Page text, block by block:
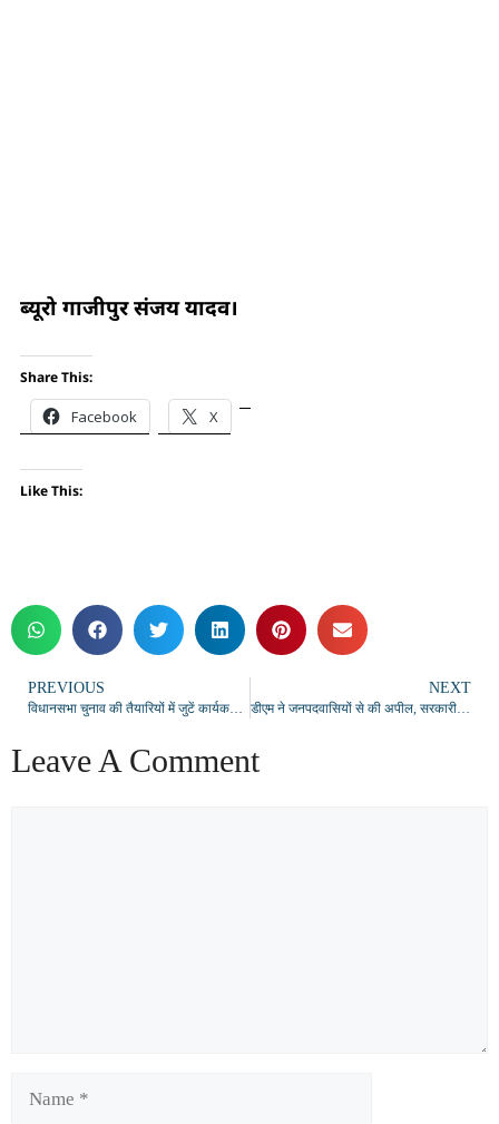
ब्यूरो गाजीपुर संजय यादव।
Share This:
Facebook X
Like This:
PREVIOUS NEXT
डीएम ने जनपदवासियों से की अपील, सरकारी कर्मचारियों का पहचान पत्र देखकर ही साझा करें जानकारी
Leave A Comment